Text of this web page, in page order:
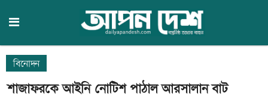
বিনোদন
শাজাফরকে আইনি নোটিশ পাঠাল আরসালান বাট